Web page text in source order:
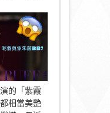
的「紫霞
相當美艷